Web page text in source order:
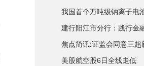
互鉴共进步|世界简讯
我国首个万吨级钠离子电
在山西综改区开建
建行阳江市分行：践行金
念-全球关注
焦点简讯:证监会同意三超
对象发行股票的注册申请
美股航空股6日全线走低